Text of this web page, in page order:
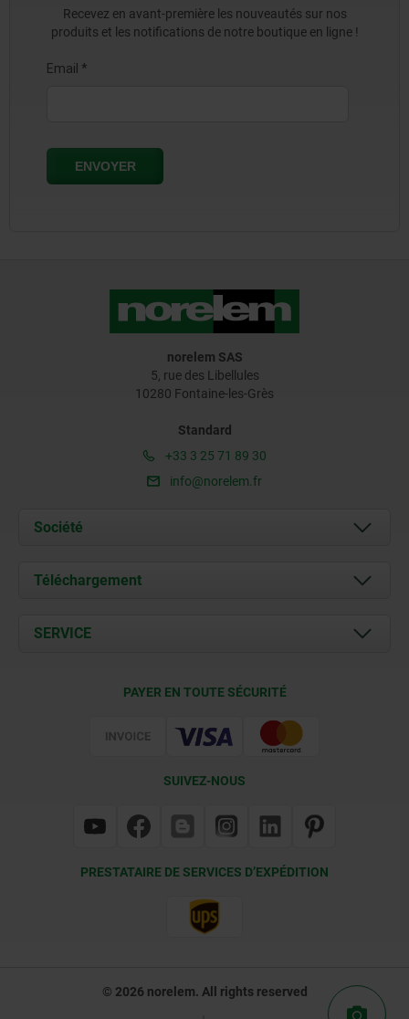
Recevez en avant-première les nouveautés sur nos
produits et les notifications de notre boutique en ligne !
norelem SAS
5, rue des Libellules
10280 Fontaine-les-Grès
Standard
+33 3 25 71 89 30
info@norelem.fr
Société
À propos de nous
Contact
Téléchargement
Documents
SERVICE
PAYER EN TOUTE SÉCURITÉ
SUIVEZ-NOUS
PRESTATAIRE DE SERVICES D’EXPÉDITION
© 2026 norelem. All rights reserved